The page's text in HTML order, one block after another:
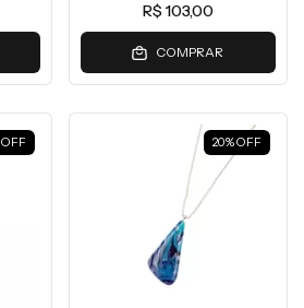
R$ 103,00
COMPRAR
OFF 20%OFF